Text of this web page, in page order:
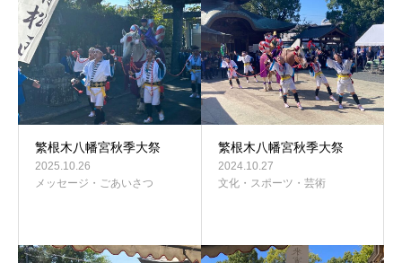
繁根木八幡宮秋季大祭
2025.10.26
メッセージ・ごあいさつ
繁根木八幡宮秋季大祭
2024.10.27
文化・スポーツ・芸術
事務所案内